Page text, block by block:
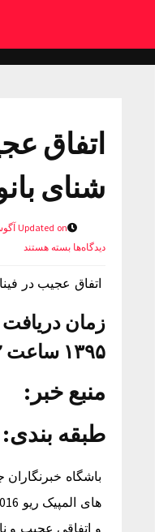
اتفاق
شنای
Updated on آگوست 12, 2016
دیدگاه‌هابسته هستند
اتفاق عجیب در
۱۳۹۵ ساعت ۰۸:۳۲
منبع خبر:
طبقه بندی:
باشگاه
و اتفاقی عجیب و